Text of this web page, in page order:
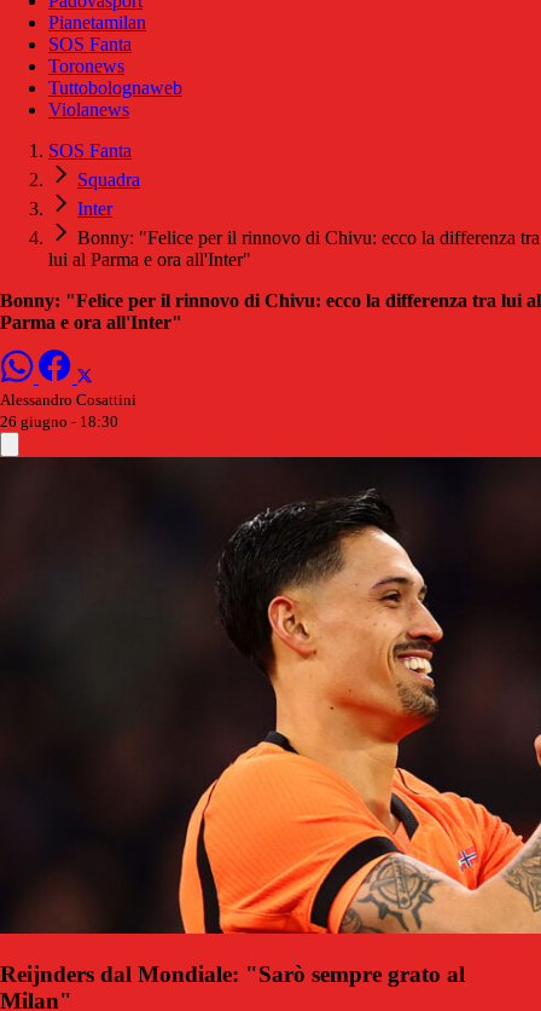
Pianetamilan
SOS Fanta
Toronews
Tuttobolognaweb
Violanews
SOS Fanta
Squadra
Inter
Bonny: "Felice per il rinnovo di Chivu: ecco la differenza tra
lui al Parma e ora all'Inter"
Bonny: "Felice per il rinnovo di Chivu: ecco la differenza tra lui al
Parma e ora all'Inter"
Alessandro Cosattini
26 giugno - 18:30
Reijnders dal Mondiale: "Sarò sempre grato al
Milan"